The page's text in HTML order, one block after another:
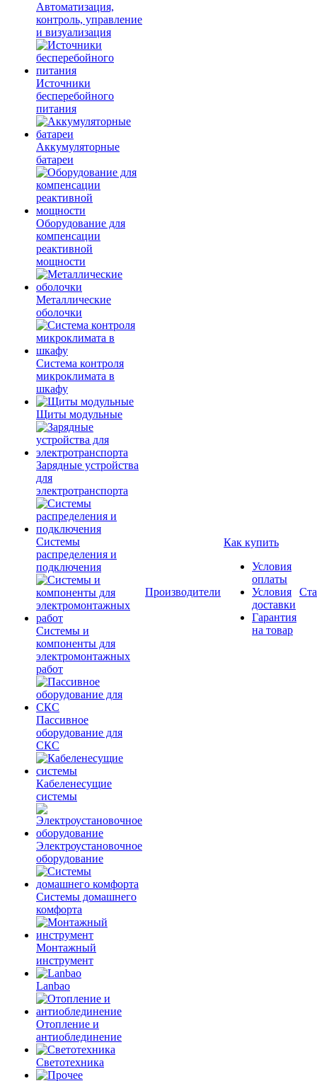
Автоматизация,
контроль, управление
и визуализация
Источники
бесперебойного
питания
Аккумуляторные
батареи
Оборудование для
компенсации
реактивной
мощности
Металлические
оболочки
Система контроля
микроклимата в
шкафу
Щиты модульные
Зарядные устройства
для
электротранспорта
Системы
распределения и
подключения
Системы и
компоненты для
электромонтажных
работ
Пассивное
оборудование для
СКС
Кабеленесущие
системы
Электроустановочное
оборудование
Системы домашнего
комфорта
Монтажный
инструмент
Lanbao
Отопление и
антиоблединение
Светотехника
Производители
Как купить
Условия
оплаты
Условия
доставки
Гарантия
на товар